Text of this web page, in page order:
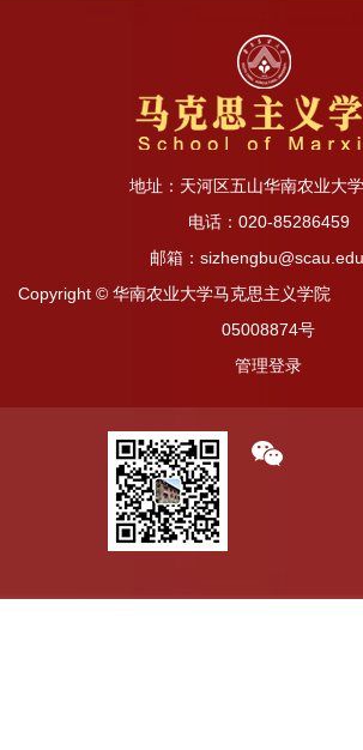
地址：天河区五山华南农业大
电话：020-85286459
邮箱：
Copyright © 华南农业大学马克思主义学院
05008874号
管理登录